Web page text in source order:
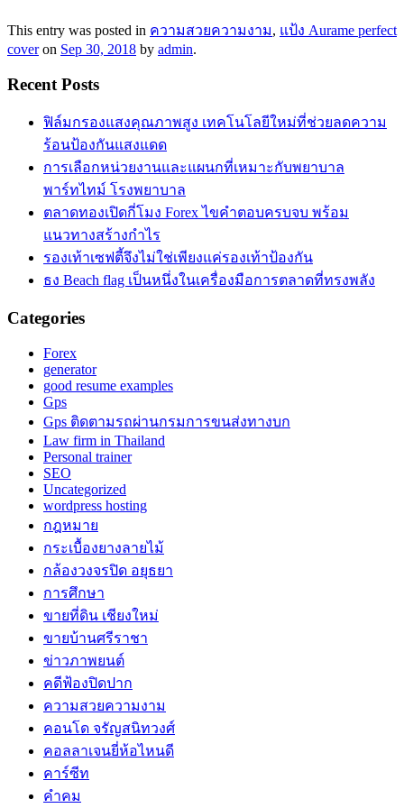
This entry was posted in ความสวยความงาม, แป้ง Aurame perfect
coveron Sep 30, 2018 by admin.
Recent Posts
ฟิล์มกรองแสงคุณภาพสูง เทคโนโลยีใหม่ที่ช่วยลดความ
ร้อนป้องกันแสงแดด
การเลือกหน่วยงานและแผนกที่เหมาะกับพยาบาล
พาร์ทไทม์ โรงพยาบาล
ตลาดทองเปิดกี่โมง Forex ไขคำตอบครบจบ พร้อม
แนวทางสร้างกำไร
รองเท้าเซฟตี้จึงไม่ใช่เพียงแค่รองเท้าป้องกัน
ธง Beach flag เป็นหนึ่งในเครื่องมือการตลาดที่ทรงพลัง
Categories
Forex
generator
good resume examples
Gps
Gps ติดตามรถผ่านกรมการขนส่งทางบก
Law firm in Thailand
Personal trainer
SEO
Uncategorized
wordpress hosting
กฎหมาย
กระเบื้องยางลายไม้
กล้องวงจรปิด อยุธยา
การศึกษา
ขายที่ดิน เชียงใหม่
ขายบ้านศรีราชา
ข่าวภาพยนต์
คดีฟ้องปิดปาก
ความสวยความงาม
คอนโด จรัญสนิทวงศ์
คอลลาเจนยี่ห้อไหนดี
คาร์ซีท
คำคม